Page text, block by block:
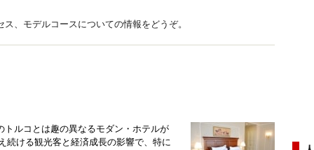
、モデルコースについての情報をどうぞ。
ルコとは趣の異なるモダン・ホテルが
続ける観光客と経済成長の影響で、特に